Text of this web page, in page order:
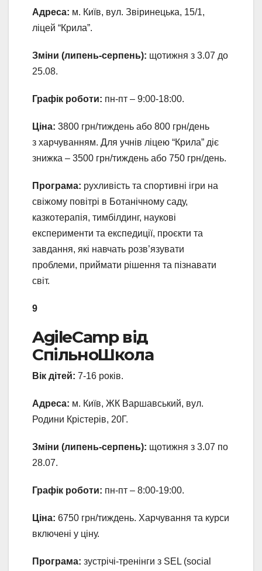
Адреса: м. Київ, вул. Звіринецька, 15/1,
ліцей “Крила”.
Зміни (липень-серпень): щотижня з 3.07 до
25.08.
Графік роботи: пн-пт – 9:00-18:00.
Ціна: 3800 грн/тиждень або 800 грн/день
з харчуванням. Для учнів ліцею “Крила” діє
знижка – 3500 грн/тиждень або 750 грн/день.
Програма: рухливість та спортивні ігри на
свіжому повітрі в Ботанічному саду,
казкотерапія, тимбілдинг, наукові
експерименти та експедиції, проєкти та
завдання, які навчать розв’язувати
проблеми, приймати рішення та пізнавати
світ.
9
AgileCamp від
СпільноШкола
Вік дітей: 7-16 років.
Адреса: м. Київ, ЖК Варшавський, вул.
Родини Крістерів, 20Г.
Зміни (липень-серпень): щотижня з 3.07 по
28.07.
Графік роботи: пн-пт – 8:00-19:00.
Ціна: 6750 грн/тиждень. Харчування та курси
включені у ціну.
Програма: зустрічі-тренінги з SEL (social